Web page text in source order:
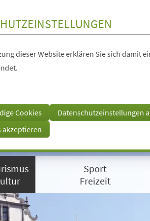
dieser Website erklären Sie sich damit
Cookies
Datenschutzeinstellungen
akzeptieren
Sport
Freizeit